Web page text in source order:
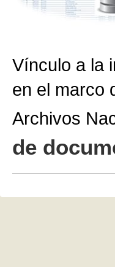
Vínculo a la
en el marco
Archivos
de